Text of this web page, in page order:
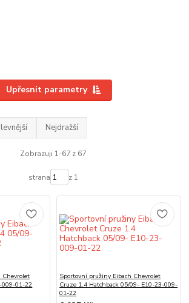
Upřesnit parametry
Nejdražší
Zobrazuji 1-67 z 67
strana z 1
Chevrolet
009-01-22
Sportovní pružiny Eibach Chevrolet
Cruze 1.4 Hatchback 05/09- E10-23-009-
01-22